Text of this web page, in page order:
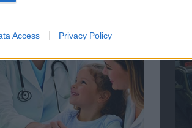
Access Privacy Policy